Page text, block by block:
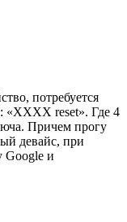
потребуется
«ХХХХ reset». Где 4
Причем прогу
девайс, при
Google и